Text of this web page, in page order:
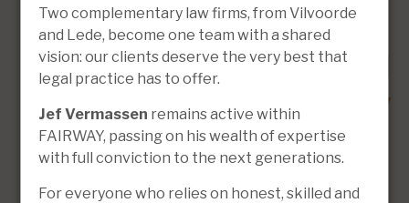
Two complementary law firms, from Vilvoorde
and Lede, become one team with a shared
vision: our clients deserve the very best that
legal practice has to offer.
Jef Vermassen remains active within
FAIRWAY, passing on his wealth of expertise
with full conviction to the next generations.
For everyone who relies on honest, skilled and